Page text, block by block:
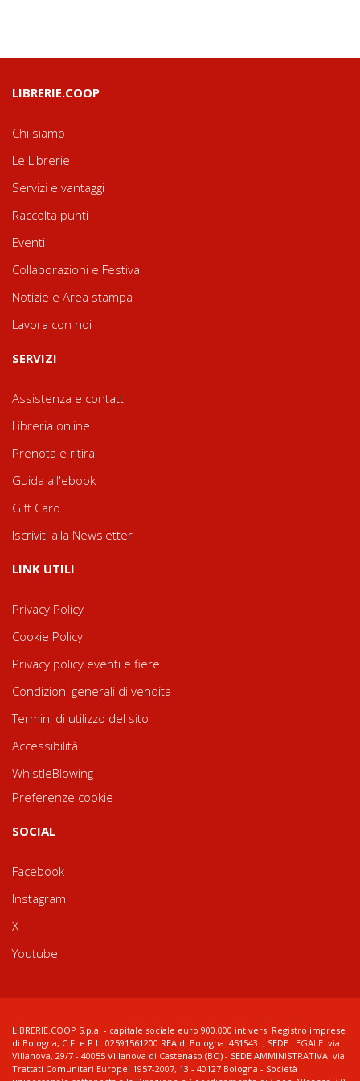
LIBRERIE.COOP
Chi siamo
Le Librerie
Servizi e vantaggi
Raccolta punti
Eventi
Collaborazioni e Festival
Notizie e Area stampa
Lavora con noi
SERVIZI
Assistenza e contatti
Libreria online
Prenota e ritira
Guida all'ebook
Gift Card
Iscriviti alla Newsletter
LINK UTILI
Privacy Policy
Cookie Policy
Privacy policy eventi e fiere
Condizioni generali di vendita
Termini di utilizzo del sito
Accessibilità
WhistleBlowing
Preferenze cookie
SOCIAL
Facebook
Instagram
X
Youtube
LIBRERIE.COOP S.p.a. - capitale sociale euro 900.000 int.vers. Registro imprese
di Bologna, C.F. e P.I.: 02591561200 REA di Bologna: 451543 ; SEDE LEGALE: via
Villanova, 29/7 - 40055 Villanova di Castenaso (BO) - SEDE AMMINISTRATIVA: via
Trattati Comunitari Europei 1957-2007, 13 - 40127 Bologna - Società